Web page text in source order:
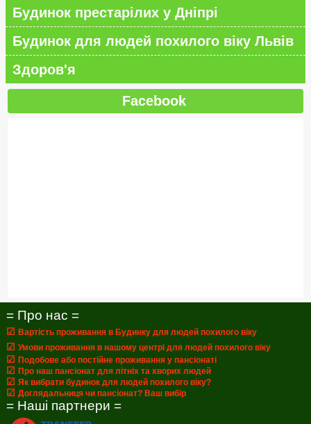
Будинок престарілих у Дніпрі
Будинок для людей похилого віку Львів
Здоров'я
Facebook
= Про нас =
☑ Вартість проживання в Будинку для людей похилого віку
☑ Умови проживання в нашому центрі для людей похилого віку
☑ Подобове або постійне проживання у пансіонаті
☑ Про наш пансіонат для літніх та хворих людей
☑ Як вибрати будинок для людей похилого віку?
☑ Доглядальниця чи пансіонат? Ваш вибір
= Наші партнери =